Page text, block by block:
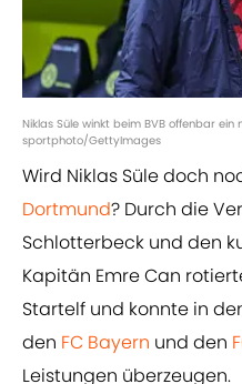
Niklas Süle winkt beim BVB offenbar
sportphoto/GettyImages
Wird Niklas Süle doch
Dortmund? Durch die
Schlotterbeck und den
Kapitän Emre Can
Startelf und konnte in
den FC Bayern und den
Leistungen überzeugen.